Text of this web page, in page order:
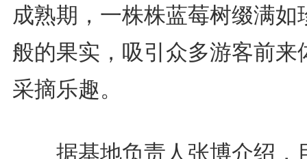
成熟期，一株株蓝莓树缀满如
般的果实，吸引众多游客前来
采摘乐趣。
据基地负责人张博介绍，